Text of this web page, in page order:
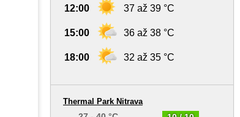
12:00 37 až 39 °C
15:00 36 až 38 °C
18:00 32 až 35 °C
Thermal Park Nitrava